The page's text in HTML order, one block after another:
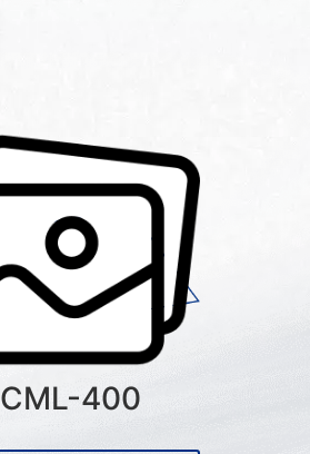
CML-400